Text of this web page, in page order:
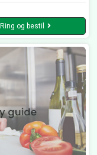
Ring og bestil